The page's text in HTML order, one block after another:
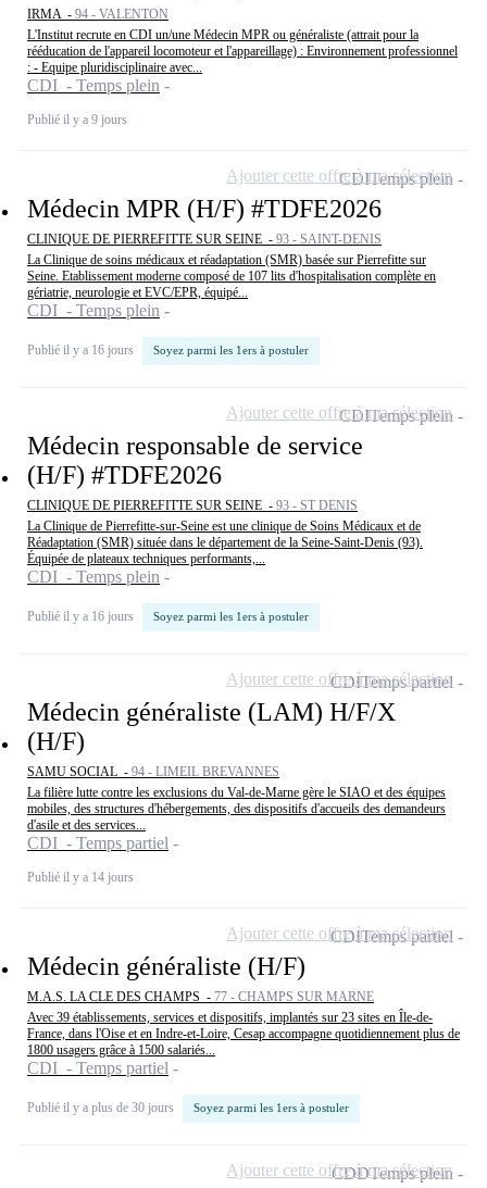
IRMA - 94 - VALENTON
L'Institut recrute en CDI un/une Médecin MPR ou généraliste (attrait pour la
rééducation de l'appareil locomoteur et l'appareillage) : Environnement professionnel
: - Equipe pluridisciplinaire avec...
CDI - Temps plein
Publié il y a 9 jours
Médecin MPR (H/F) #TDFE2026
CLINIQUE DE PIERREFITTE SUR SEINE - 93 - SAINT-DENIS
La Clinique de soins médicaux et réadaptation (SMR) basée sur Pierrefitte sur
Seine. Etablissement moderne composé de 107 lits d'hospitalisation complète en
gériatrie, neurologie et EVC/EPR, équipé...
CDI - Temps plein
Publié il y a 16 jours Soyez parmi les 1ers à postuler
CDITemps plein
Ajouter cette offre à ma sélection
Médecin responsable de service
(H/F) #TDFE2026
CLINIQUE DE PIERREFITTE SUR SEINE - 93 - ST DENIS
La Clinique de Pierrefitte-sur-Seine est une clinique de Soins Médicaux et de
Réadaptation (SMR) située dans le département de la Seine-Saint-Denis (93).
Équipée de plateaux techniques performants,...
CDI - Temps plein
Publié il y a 16 jours Soyez parmi les 1ers à postuler
CDITemps plein
Ajouter cette offre à ma sélection
Médecin généraliste (LAM) H/F/X
(H/F)
SAMU SOCIAL - 94 - LIMEIL BREVANNES
La filière lutte contre les exclusions du Val-de-Marne gère le SIAO et des équipes
mobiles, des structures d'hébergements, des dispositifs d'accueils des demandeurs
d'asile et des services...
CDI - Temps partiel
Publié il y a 14 jours
CDITemps partiel
Ajouter cette offre à ma sélection
Médecin généraliste (H/F)
M.A.S. LA CLE DES CHAMPS - 77 - CHAMPS SUR MARNE
Avec 39 établissements, services et dispositifs, implantés sur 23 sites en Île-de-
France, dans l'Oise et en Indre-et-Loire, Cesap accompagne quotidiennement plus de
1800 usagers grâce à 1500 salariés...
CDI - Temps partiel
Publié il y a plus de 30 jours Soyez parmi les 1ers à postuler
CDITemps partiel
Ajouter cette offre à ma sélection
CDDTemps plein
Ajouter cette offre à ma sélection